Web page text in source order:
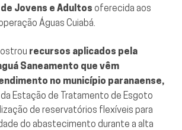
de Jovens e Adultos oferecida aos
Águas Cuiabá.
recursos aplicados pela
Saneamento que vêm
no município paranaense,
Estação de Tratamento de Esgoto
de reservatórios flexíveis para
do abastecimento durante a alta